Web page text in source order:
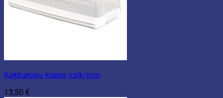
Kakkukupu kapea valk/pun
13,50 €